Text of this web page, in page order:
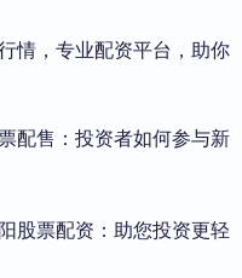
情，专业配资平台，助你
配售：投资者如何参与新
股票配资：助您投资更轻